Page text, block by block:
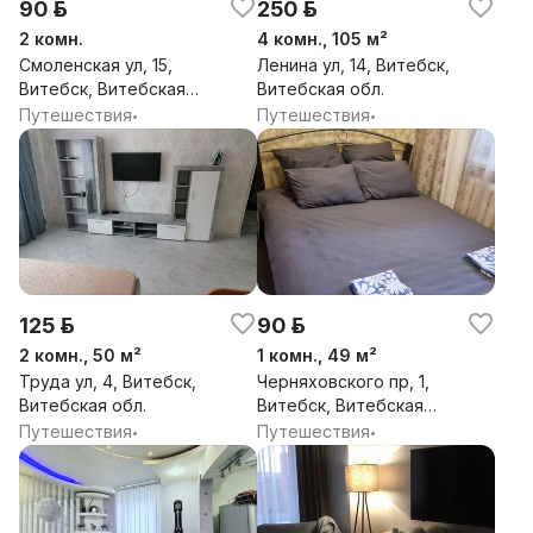
90 р.
2 комн.
Смоленская ул, 15,
Витебск, Витебская
обл.
Путешествия•
250 р.
4 комн., 105 м²
Ленина ул, 14, Витебск,
Витебская обл.
Путешествия•
125 р.
2 комн., 50 м²
Труда ул, 4, Витебск,
Витебская обл.
Путешествия•
90 р.
1 комн., 49 м²
Черняховского пр, 1,
Витебск, Витебская
обл.
Путешествия•